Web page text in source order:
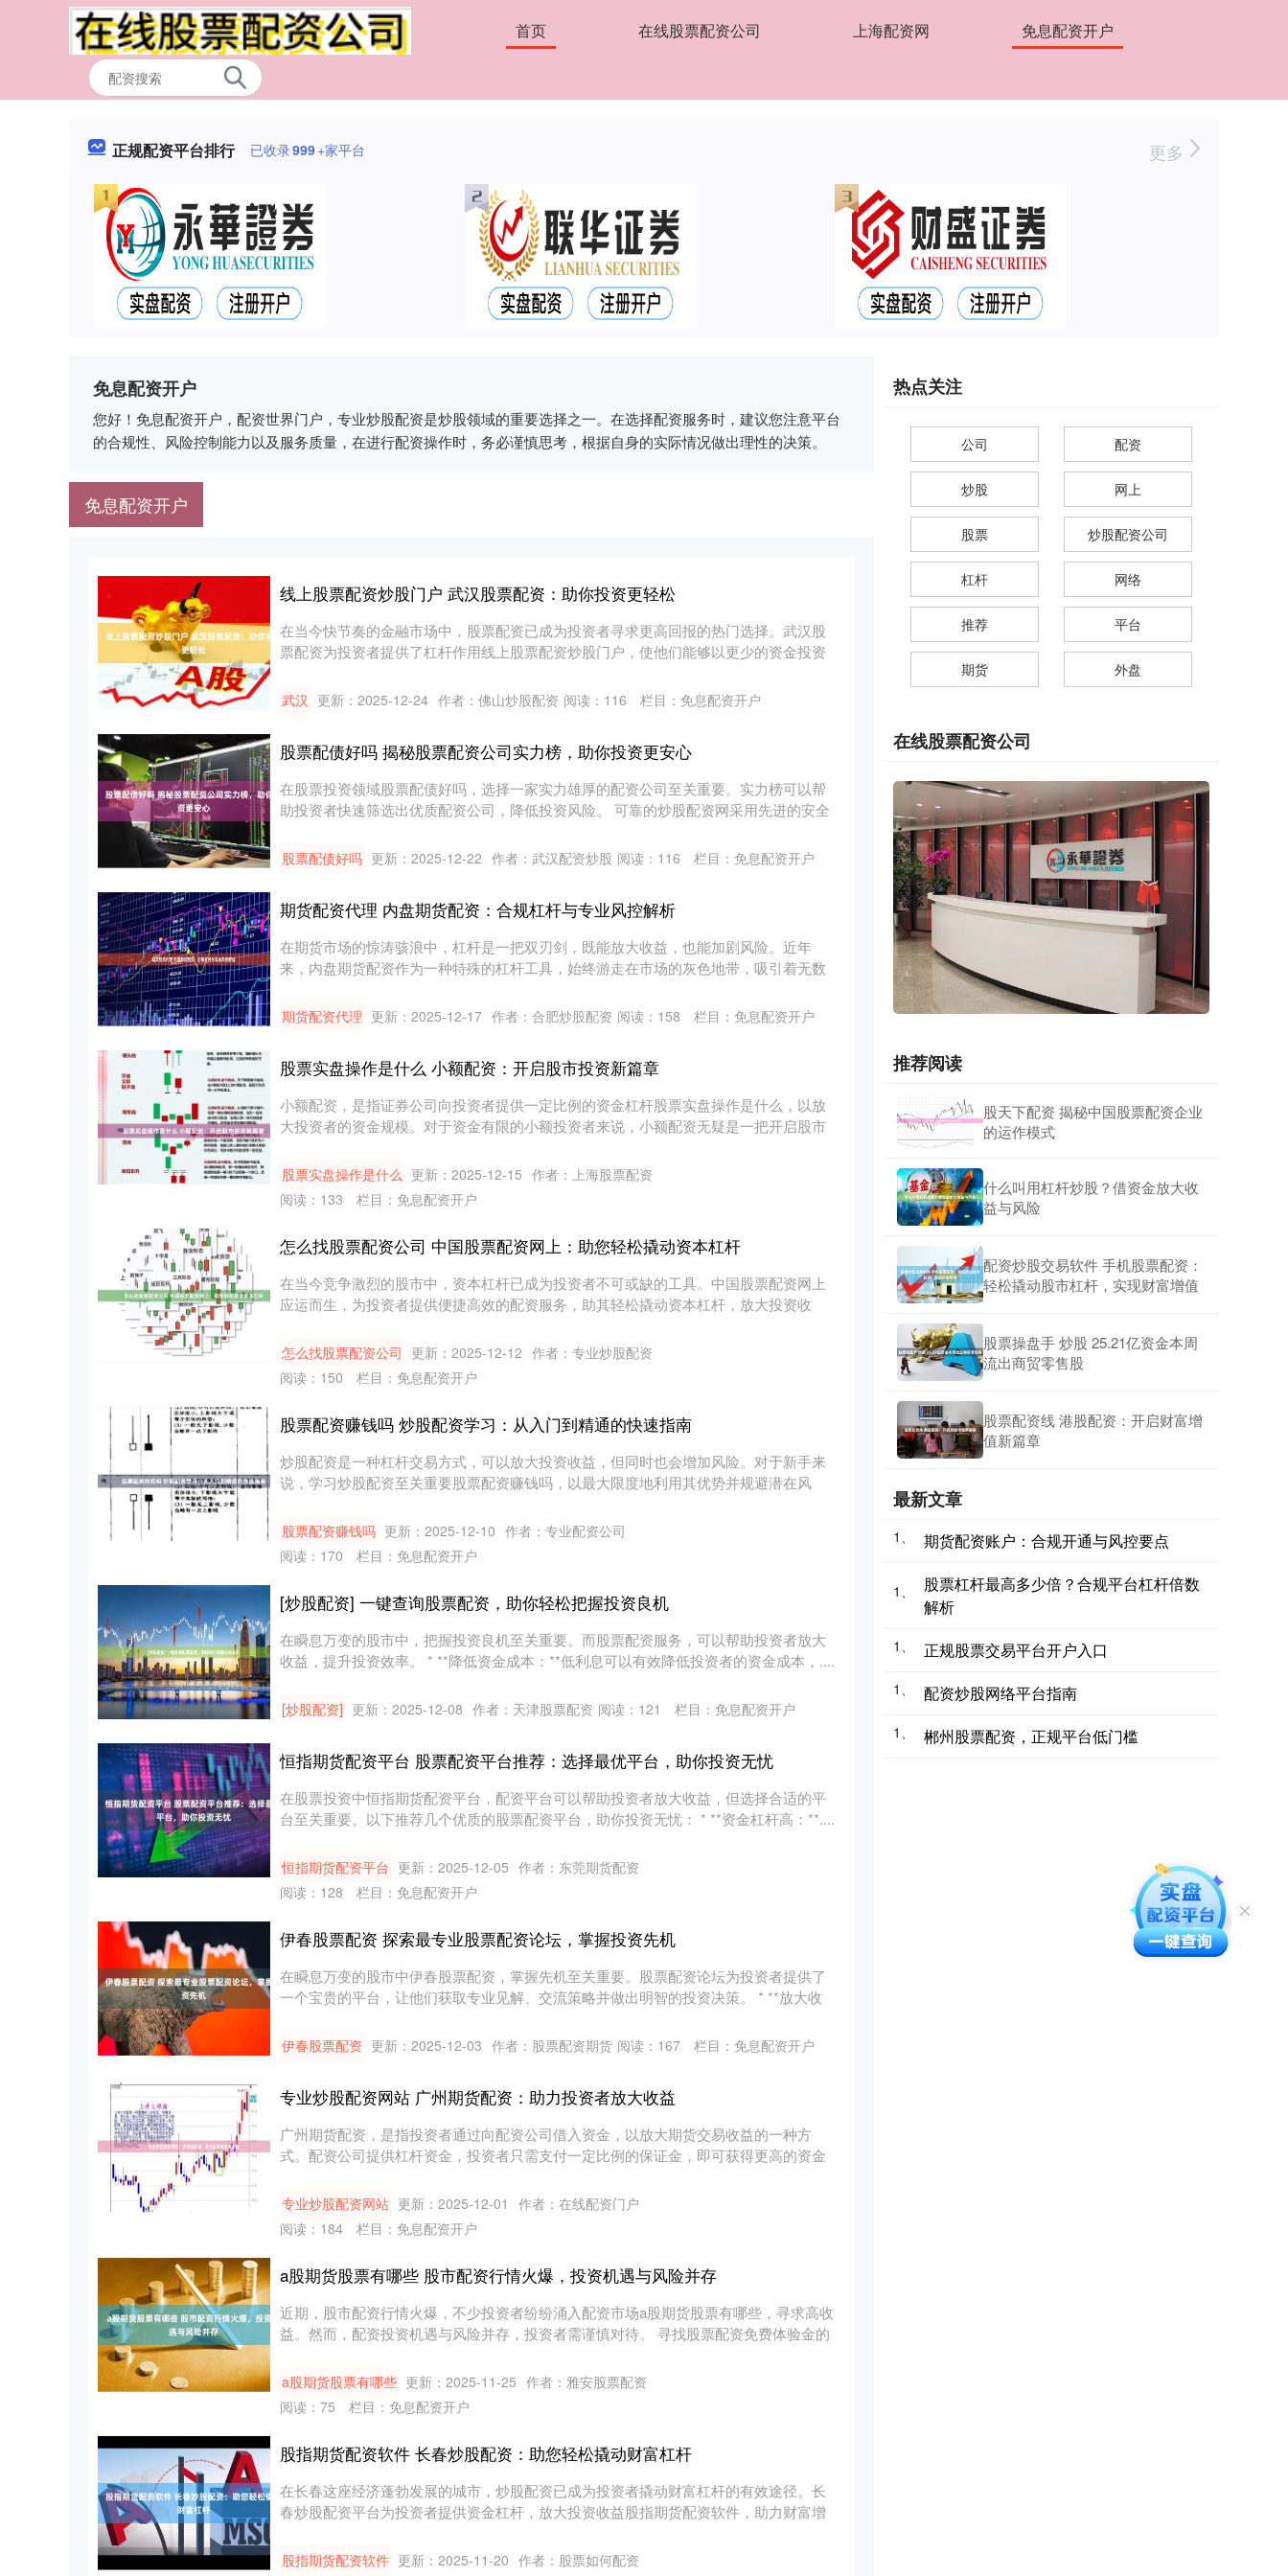
首页 在线股票配资公司 上海配资网 免息配资开户
正规配资平台排行 已收录999+家平台 更多
免息配资开户
您好！免息配资开户，配资世界门户，专业炒股配资是炒股领域的重要选择之一。在选择配资服务时，建议您注意平台
的合规性、风险控制能力以及服务质量，在进行配资操作时，务必谨慎思考，根据自身的实际情况做出理性的决策。
免息配资开户
线上股票配资炒股门户 武汉股票配资：助你投资更轻松
在当今快节奏的金融市场中，股票配资已成为投资者寻求更高回报的热门选择。武汉股
票配资为投资者提供了杠杆作用线上股票配资炒股门户，使他们能够以更少的资金投资
武汉 更新：2025-12-24 作者：佛山炒股配资 阅读： 116 栏目： 免息配资开户
股票配债好吗 揭秘股票配资公司实力榜，助你投资更安心
在股票投资领域股票配债好吗，选择一家实力雄厚的配资公司至关重要。实力榜可以帮
助投资者快速筛选出优质配资公司，降低投资风险。 可靠的炒股配资网采用先进的安全
股票配债好吗 更新：2025-12-22 作者：武汉配资炒股 阅读： 116 栏目： 免息配资开户
期货配资代理 内盘期货配资：合规杠杆与专业风控解析
在期货市场的惊涛骇浪中，杠杆是一把双刃剑，既能放大收益，也能加剧风险。近年
来，内盘期货配资作为一种特殊的杠杆工具，始终游走在市场的灰色地带，吸引着无数
期货配资代理 更新：2025-12-17 作者：合肥炒股配资 阅读： 158 栏目： 免息配资开户
股票实盘操作是什么 小额配资：开启股市投资新篇章
小额配资，是指证券公司向投资者提供一定比例的资金杠杆股票实盘操作是什么，以放
大投资者的资金规模。对于资金有限的小额投资者来说，小额配资无疑是一把开启股市
股票实盘操作是什么 更新：2025-12-15 作者：上海股票配资
阅读： 133 栏目： 免息配资开户
怎么找股票配资公司 中国股票配资网上：助您轻松撬动资本杠杆
在当今竞争激烈的股市中，资本杠杆已成为投资者不可或缺的工具。中国股票配资网上
应运而生，为投资者提供便捷高效的配资服务，助其轻松撬动资本杠杆，放大投资收
怎么找股票配资公司 更新：2025-12-12 作者：专业炒股配资
阅读： 150 栏目： 免息配资开户
股票配资赚钱吗 炒股配资学习：从入门到精通的快速指南
炒股配资是一种杠杆交易方式，可以放大投资收益，但同时也会增加风险。对于新手来
说，学习炒股配资至关重要股票配资赚钱吗，以最大限度地利用其优势并规避潜在风
股票配资赚钱吗 更新：2025-12-10 作者：专业配资公司
阅读： 170 栏目： 免息配资开户
[炒股配资] 一键查询股票配资，助你轻松把握投资良机
在瞬息万变的股市中，把握投资良机至关重要。而股票配资服务，可以帮助投资者放大
收益，提升投资效率。 * **降低资金成本：**低利息可以有效降低投资者的资金成本，....
[炒股配资] 更新：2025-12-08 作者：天津股票配资 阅读： 121 栏目： 免息配资开户
恒指期货配资平台 股票配资平台推荐：选择最优平台，助你投资无忧
在股票投资中恒指期货配资平台，配资平台可以帮助投资者放大收益，但选择合适的平
台至关重要。以下推荐几个优质的股票配资平台，助你投资无忧： * **资金杠杆高：**....
恒指期货配资平台 更新：2025-12-05 作者：东莞期货配资
阅读： 128 栏目： 免息配资开户
伊春股票配资 探索最专业股票配资论坛，掌握投资先机
在瞬息万变的股市中伊春股票配资，掌握先机至关重要。股票配资论坛为投资者提供了
一个宝贵的平台，让他们获取专业见解、交流策略并做出明智的投资决策。 * **放大收
伊春股票配资 更新：2025-12-03 作者：股票配资期货 阅读： 167 栏目： 免息配资开户
专业炒股配资网站 广州期货配资：助力投资者放大收益
广州期货配资，是指投资者通过向配资公司借入资金，以放大期货交易收益的一种方
式。配资公司提供杠杆资金，投资者只需支付一定比例的保证金，即可获得更高的资金
专业炒股配资网站 更新：2025-12-01
作者：在线配资门户
阅读： 184 栏目： 免息配资开户
a股期货股票有哪些 股市配资行情火爆，投资机遇与风险并存
近期，股市配资行情火爆，不少投资者纷纷涌入配资市场a股期货股票有哪些，寻求高收
益。然而，配资投资机遇与风险并存，投资者需谨慎对待。 寻找股票配资免费体验金的
a股期货股票有哪些 更新：2025-11-25 作者：雅安股票配资
阅读： 75 栏目： 免息配资开户
股指期货配资软件 长春炒股配资：助您轻松撬动财富杠杆
在长春这座经济蓬勃发展的城市，炒股配资已成为投资者撬动财富杠杆的有效途径。长
春炒股配资平台为投资者提供资金杠杆，放大投资收益股指期货配资软件，助力财富增
股指期货配资软件 更新：2025-11-20 作者：股票如何配资
热点关注
公司 配资
炒股 网上
股票 炒股配资公司
杠杆 网络
推荐 平台
期货 外盘
在线股票配资公司
推荐阅读
股天下配资 揭秘中国股票配资企业
的运作模式
什么叫用杠杆炒股？借资金放大收
益与风险
配资炒股交易软件 手机股票配资：
轻松撬动股市杠杆，实现财富增值
股票操盘手 炒股 25.21亿资金本周
流出商贸零售股
股票配资线 港股配资：开启财富增
值新篇章
最新文章
1、 期货配资账户：合规开通与风控要点
1、
股票杠杆最高多少倍？合规平台杠杆倍数
解析
1、 正规股票交易平台开户入口
1、 配资炒股网络平台指南
1、 郴州股票配资，正规平台低门槛